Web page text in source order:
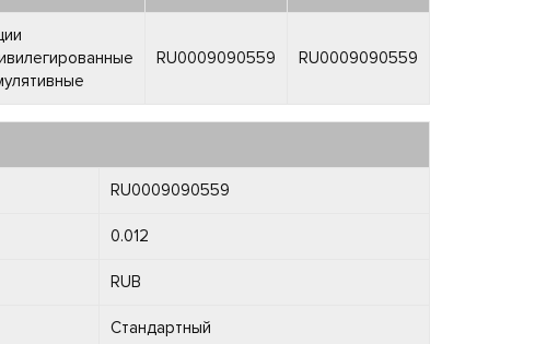
RU0009090559 RU0009090559
RU0009090559
0.012
RUB
Стандартный